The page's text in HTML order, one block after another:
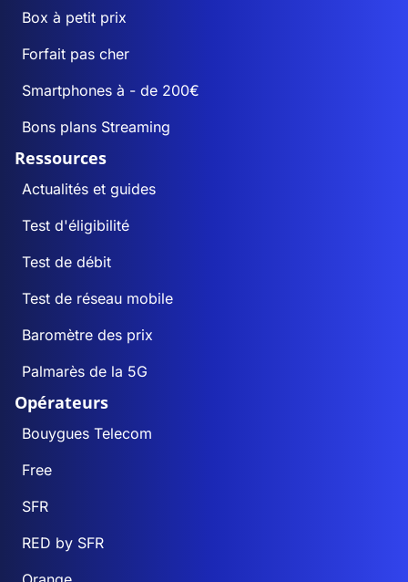
Box à petit prix
Forfait pas cher
Smartphones à - de 200€
Bons plans Streaming
Ressources
Actualités et guides
Test d'éligibilité
Test de débit
Test de réseau mobile
Baromètre des prix
Palmarès de la 5G
Opérateurs
Bouygues Telecom
Free
SFR
RED by SFR